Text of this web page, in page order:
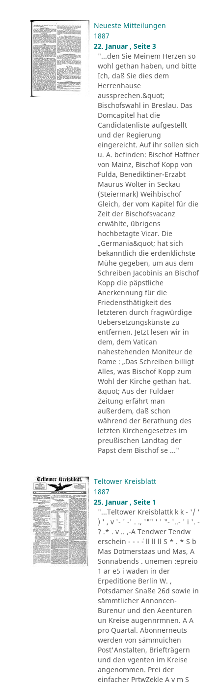
Neueste Mitteilungen
1887
22. Januar , Seite 3
"...den Sie Meinem Herzen so
wohl gethan haben, und bitte
Ich, daß Sie dies dem
Herrenhause
aussprechen.&quot;
Bischofswahl in Breslau. Das
Domcapitel hat die
Candidatenliste aufgestellt
und der Regierung
eingereicht. Auf ihr sollen sich
u. A. befinden: Bischof Haffner
von Mainz, Bischof Kopp von
Fulda, Benediktiner-Erzabt
Maurus Wolter in Seckau
(Steiermark) Weihbischof
Gleich, der vom Kapitel für die
Zeit der Bischofsvacanz
erwählte, übrigens
hochbetagte Vicar. Die
„Germania&quot; hat sich
bekanntlich die erdenklichste
Mühe gegeben, um aus dem
Schreiben Jacobinis an Bischof
Kopp die päpstliche
Anerkennung für die
Friedensthätigkeit des
letzteren durch fragwürdige
Uebersetzungskünste zu
entfernen. Jetzt lesen wir in
dem, dem Vatican
nahestehenden Moniteur de
Rome : „Das Schreiben billigt
Alles, was Bischof Kopp zum
Wohl der Kirche gethan hat.
&quot; Aus der Fuldaer
Zeitung erfährt man
außerdem, daß schon
während der Berathung des
letzten Kirchengesetzes im
preußischen Landtag der
Papst dem Bischof se ..."
Teltower Kreisblatt
1887
25. Januar , Seite 1
"...Teltower Kreisblattk k k - '/ '
) ' , v '- ' -' . ., '"" ' ' "- '..- ' i '. -
? .* . v .. ,-A Tendwer Tendw
erschein - - - ´- ll ll ll S * . * S b
Mas Dotmerstaas und Mas, A
Sonnabends . unemen :epreio
1 ar e5 i waden in der
Erpeditione Berlin W. ,
Potsdamer Snaße 26d sowie in
sämmtlicher Annoncen-
Burenur und den Aeenturen
un Kreise augennrmnen. A A
pro Quartal. Abonnerneuts
werden von sämmuichen
Post'Anstalten, Briefträgern
und den vgenten im Kreise
angenommen. Prei der
einfacher PrtwZekle A v m S